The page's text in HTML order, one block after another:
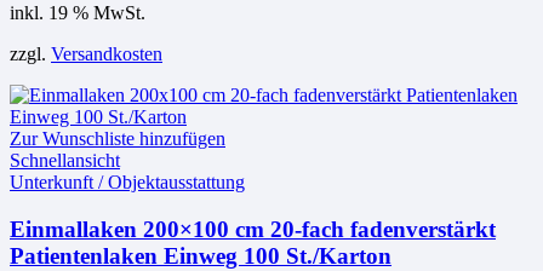
inkl. 19 % MwSt.
zzgl. Versandkosten
Zur Wunschliste hinzufügen
Schnellansicht
Unterkunft / Objektausstattung
Einmallaken 200×100 cm 20-fach fadenverstärkt
Patientenlaken Einweg 100 St./Karton